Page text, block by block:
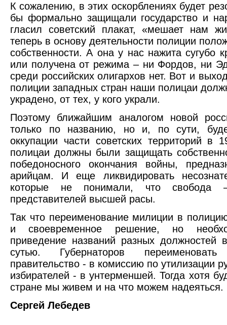
К сожалению, в этих оскорблениях будет
бы формально защищали государство и
гласил советский плакат, «мешает нам
теперь в основу деятельности полиции
собственности. А она у нас нажита сугубо
или получена от режима – ни Фордов, ни
среди российских олигархов нет. Вот и
полиции западных стран наши полицаи
украдено, от тех, у кого украли.
Поэтому ближайшим аналогом новой
только по названию, но и, по сути,
оккупации части советских территорий в
полицаи должны были защищать
победоносного окончания войны,
арийцам. И еще ликвидировать
которые не понимали, что свобода
представителей высшей расы.
Так что переименование милиции в
и своевременное решение, но
приведение названий разных должностей
сутью. Губернаторов
правительство - в комиссию по утилизации
избирателей - в унтерменшей. Тогда хотя
стране мы живем и на что можем надеяться.
Сергей Лебедев